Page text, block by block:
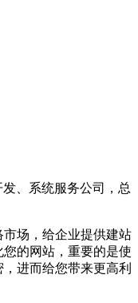
、系统服务公司，总
场，给企业提供建站
的网站，重要的是使
进而给您带来更高利